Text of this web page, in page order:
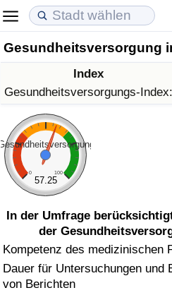
Gesundheitsversorgung
Index
Gesundheitsversorgungs-Index:
0 100
57.25
In der Umfrage
der
Kompetenz des medizinischen
Dauer für Untersuchungen und
von Berichten
Lebenshaltungskosten
Lebenshaltungskosten-Index
Lebenshaltungskosten-Index
Lebenshaltungskosten-Index
in Akaba
Immobilienpreise
Immobilienpreis-Index
Immobilienpreis-Index
Immobilienpreis-Index nach
Lebensqualität
Lebensqualität-Index
Lebensqualität-Index (aktuell)
Lebensqualitätsindex nach
Kriminalität
Kriminalitäts-Index (aktuell)
Kriminalitäts-Index